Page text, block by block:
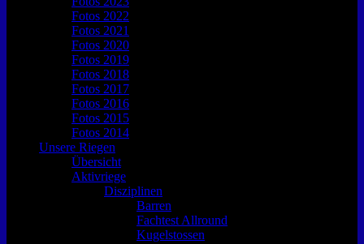
Fotos 2022
Fotos 2021
Fotos 2020
Fotos 2019
Fotos 2018
Fotos 2017
Fotos 2016
Fotos 2015
Fotos 2014
Unsere Riegen
Übersicht
Aktivriege
Disziplinen
Barren
Fachtest Allround
Kugelstossen